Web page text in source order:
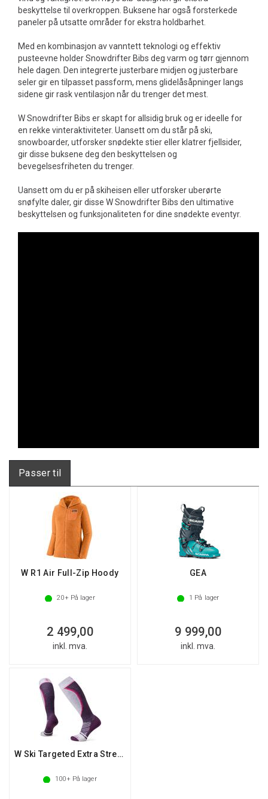
beskyttelse til overkroppen. Buksene har også forsterkede
paneler på utsatte områder for ekstra holdbarhet.
Med en kombinasjon av vanntett teknologi og effektiv
pusteevne holder Snowdrifter Bibs deg varm og tørr gjennom
hele dagen. Den integrerte justerbare midjen og justerbare
seler gir en tilpasset passform, mens glidelåsåpninger langs
sidene gir rask ventilasjon når du trenger det mest.
W Snowdrifter Bibs er skapt for allsidig bruk og er ideelle for
en rekke vinteraktiviteter. Uansett om du står på ski,
snowboarder, utforsker snødekte stier eller klatrer fjellsider,
gir disse buksene deg den beskyttelsen og
bevegelsesfriheten du trenger.
Uansett om du er på skiheisen eller utforsker uberørte
snøfylte daler, gir disse W Snowdrifter Bibs den ultimative
beskyttelsen og funksjonaliteten for dine snødekte eventyr.
Passer til
W R1 Air Full-Zip Hoody
20+På lager
2 499,00
inkl. mva.
GEA
1 På lager
9 999,00
inkl. mva.
W Ski Targeted Extra Stretch OTC Socks
100+På lager